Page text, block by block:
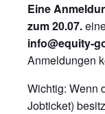
Eine
zum 20.07.
info@equity-
Anmeldungen
Wichtig: Wenn
Jobticket)